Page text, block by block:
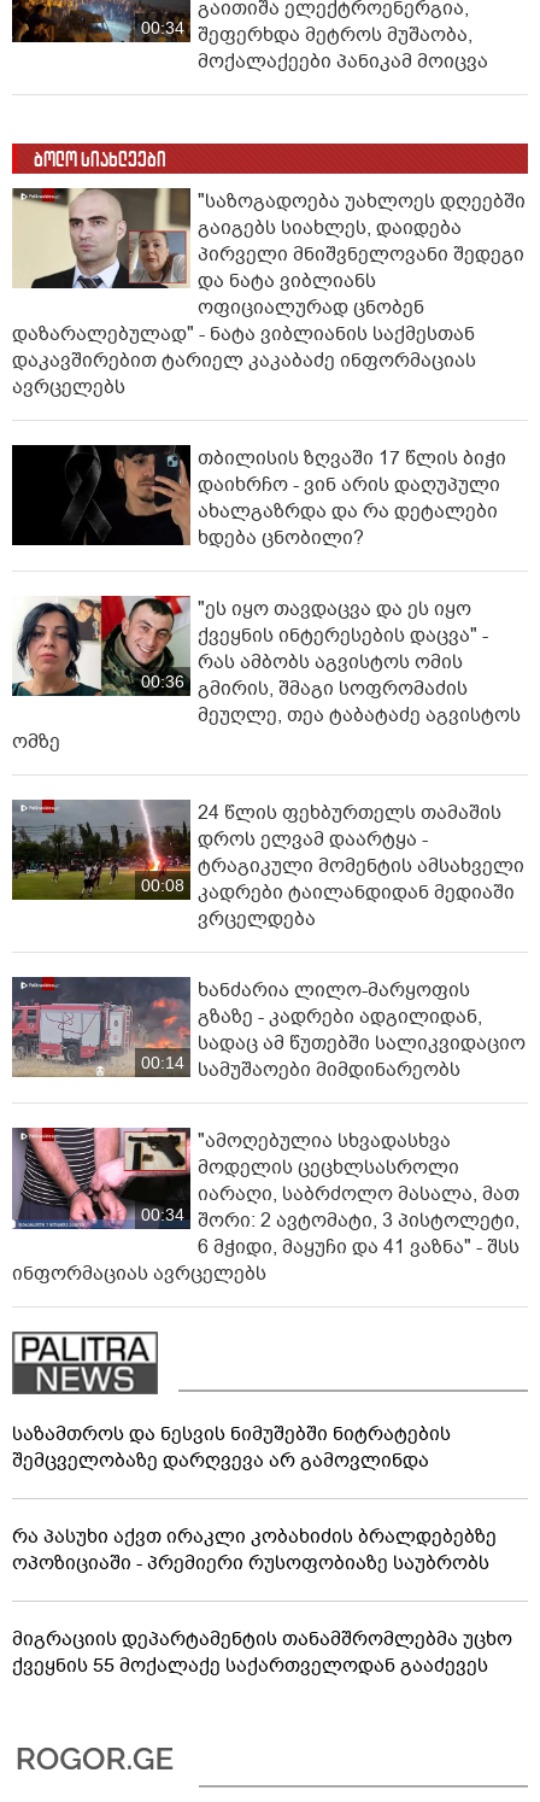
00:34
გაითიშა ელექტროენერგია,
შეფერხდა მეტროს მუშაობა,
მოქალაქეები პანიკამ მოიცვა
ბოლო სიახლეები
"საზოგადოება უახლოეს დღეებში
გაიგებს სიახლეს, დაიდება
პირველი მნიშვნელოვანი შედეგი
და ნატა ვიბლიანს
ოფიციალურად ცნობენ
დაზარალებულად" - ნატა ვიბლიანის საქმესთან
დაკავშირებით ტარიელ კაკაბაძე ინფორმაციას
ავრცელებს
თბილისის ზღვაში 17 წლის ბიჭი
დაიხრჩო - ვინ არის დაღუპული
ახალგაზრდა და რა დეტალები
ხდება ცნობილი?
00:36
"ეს იყო თავდაცვა და ეს იყო
ქვეყნის ინტერესების დაცვა" -
რას ამბობს აგვისტოს ომის
გმირის, შმაგი სოფრომაძის
მეუღლე, თეა ტაბატაძე აგვისტოს
ომზე
00:08
24 წლის ფეხბურთელს თამაშის
დროს ელვამ დაარტყა -
ტრაგიკული მომენტის ამსახველი
კადრები ტაილანდიდან მედიაში
ვრცელდება
00:14
ხანძარია ლილო-მარყოფის
გზაზე - კადრები ადგილიდან,
სადაც ამ წუთებში სალიკვიდაციო
სამუშაოები მიმდინარეობს
00:34
"ამოღებულია სხვადასხვა
მოდელის ცეცხლსასროლი
იარაღი, საბრძოლო მასალა, მათ
შორი: 2 ავტომატი, 3 პისტოლეტი,
6 მჭიდი, მაყუჩი და 41 ვაზნა" - შსს
ინფორმაციას ავრცელებს
საზამთროს და ნესვის ნიმუშებში ნიტრატების
შემცველობაზე დარღვევა არ გამოვლინდა
რა პასუხი აქვთ ირაკლი კობახიძის ბრალდებებზე
ოპოზიციაში - პრემიერი რუსოფობიაზე საუბრობს
მიგრაციის დეპარტამენტის თანამშრომლებმა უცხო
ქვეყნის 55 მოქალაქე საქართველოდან გააძევეს